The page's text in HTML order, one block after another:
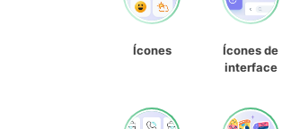
Ícones
Ícones de
interface